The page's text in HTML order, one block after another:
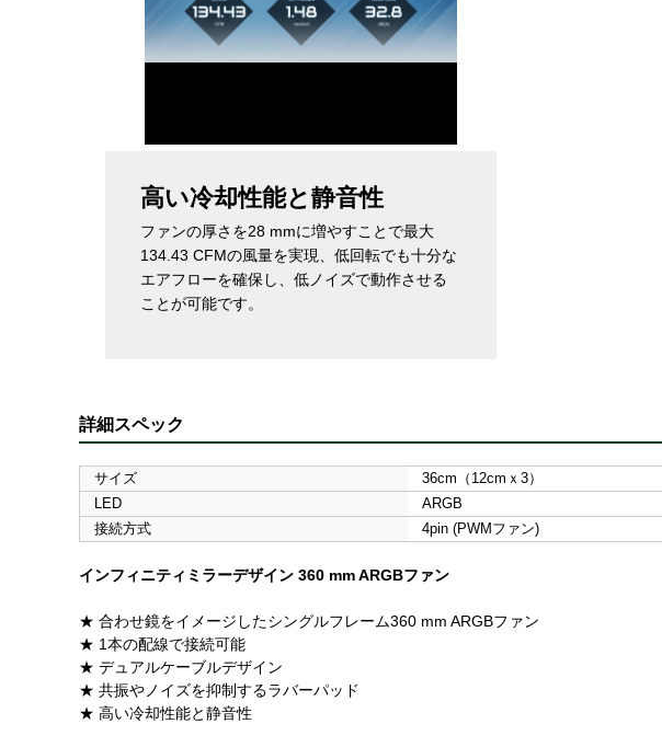
高い冷却性能と静音性
ファンの厚さを28 mmに増やすことで最大
134.43 CFMの風量を実現、低回転でも十分な
エアフローを確保し、低ノイズで動作させる
ことが可能です。
詳細スペック
サイズ 36cm（12cmｘ3）
LED
ARGB
接続方式
4pin (PWMファン)
インフィニティミラーデザイン 360 mm ARGBファン
★ 合わせ鏡をイメージしたシングルフレーム360 mm ARGBファン
★ 1本の配線で接続可能
★ デュアルケーブルデザイン
★ 共振やノイズを抑制するラバーパッド
★ 高い冷却性能と静音性